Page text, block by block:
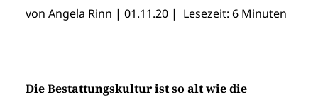
von Angela Rinn | 01.11.20 | Lesezeit: 6 Minuten
Die Bestattungskultur ist so alt wie die